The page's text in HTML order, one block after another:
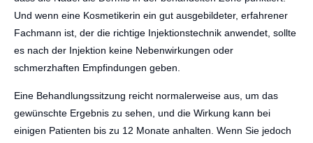
Und wenn eine Kosmetikerin ein gut ausgebildeter, erfahrener
Fachmann ist, der die richtige Injektionstechnik anwendet, sollte
es nach der Injektion keine Nebenwirkungen oder
schmerzhaften Empfindungen geben.
Eine Behandlungssitzung reicht normalerweise aus, um das
gewünschte Ergebnis zu sehen, und die Wirkung kann bei
einigen Patienten bis zu 12 Monate anhalten. Wenn Sie jedoch